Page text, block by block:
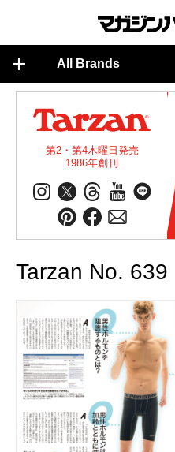
All Brands
第2・第4木曜日発売
1986年創刊
Tarzan No. 639